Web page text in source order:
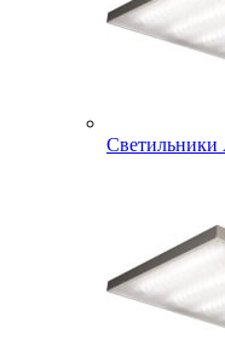
Светильники